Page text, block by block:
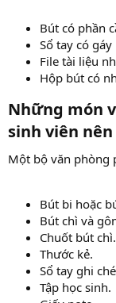
Bút có phần
Sổ tay có
File tài liệu
Hộp bút có
Những món
sinh viên nên
Một bộ văn phòng
Bút bi hoặc
Bút chì và
Chuốt bút chì.
Thước kẻ.
Sổ tay ghi
Tập học sinh.